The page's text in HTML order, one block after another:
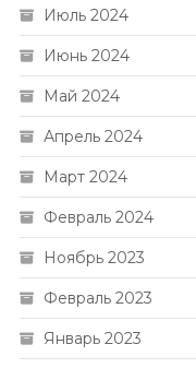
Июль 2024
Июнь 2024
Май 2024
Апрель 2024
Март 2024
Февраль 2024
Ноябрь 2023
Февраль 2023
Январь 2023